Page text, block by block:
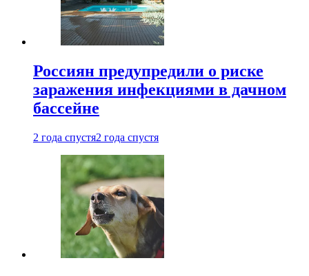
Россиян предупредили о риске
заражения инфекциями в дачном
бассейне
2 года спустя2 года спустя